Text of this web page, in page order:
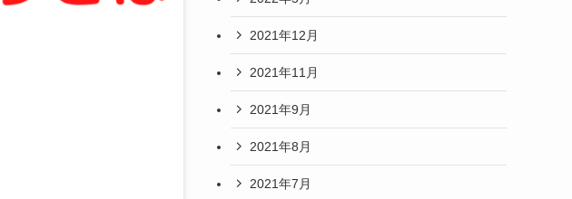
2021年12月
2021年11月
2021年9月
2021年8月
2021年7月